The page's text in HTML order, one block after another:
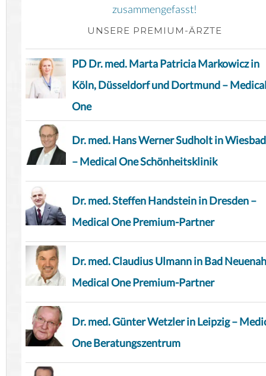
zusammengefasst!
UNSERE PREMIUM-ÄRZTE
PD Dr. med. Marta Patricia Markowicz in
Köln, Düsseldorf und Dortmund –
One
Dr. med. Hans Werner Sudholt in
– Medical One Schönheitsklinik
Dr. med. Steffen Handstein in Dresden –
Medical One Premium-Partner
Dr. med. Claudius Ulmann in Bad
Medical One Premium-Partner
Dr. med. Günter Wetzler in Leipzig –
One Beratungszentrum